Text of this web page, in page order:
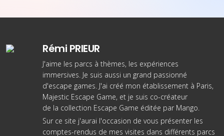
Rémi PRIEUR
J'aime les parcs à thèmes, les expériences
immersives. Je suis aussi un grand passionné
d'escape games. J'ai créé mon établissement à Paris,
Majestic Escape Game, et je suis co-créateur
de la collection Escape Game éditée par Mango.
Sur ce site j'aurai l'occasion de vous présenter les
comptes-rendus de mes visites dans différents parcs